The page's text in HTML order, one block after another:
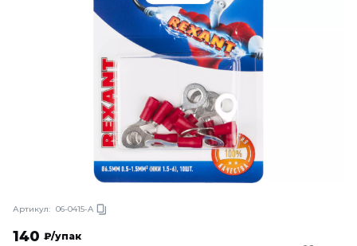
Артикул: 06-0415-A
140 ₽/упак